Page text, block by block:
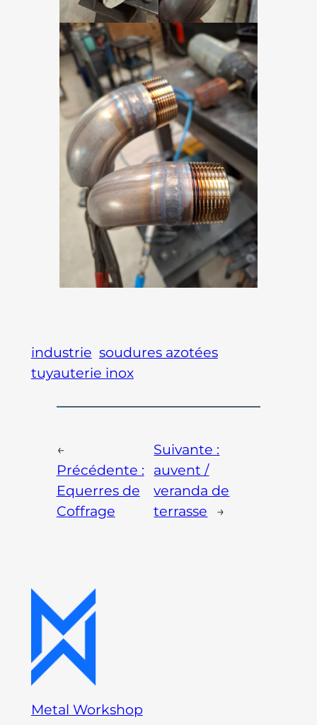
industrie soudures azotées
tuyauterie inox
←
Précédente :
Equerres de
Coffrage
Suivante :
auvent /
veranda de
terrasse
→
Metal Workshop